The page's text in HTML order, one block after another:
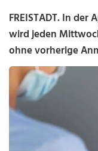
FREISTADT. In
wird jeden
ohne vorherige